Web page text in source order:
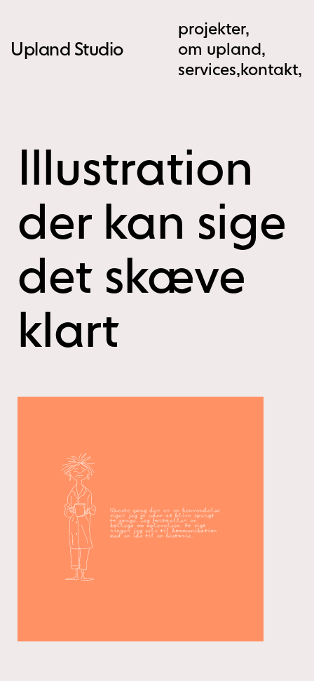
Upland Studio
projekter,
om upland,
services,kontakt,
Illustration
der kan sige
det skæve
klart